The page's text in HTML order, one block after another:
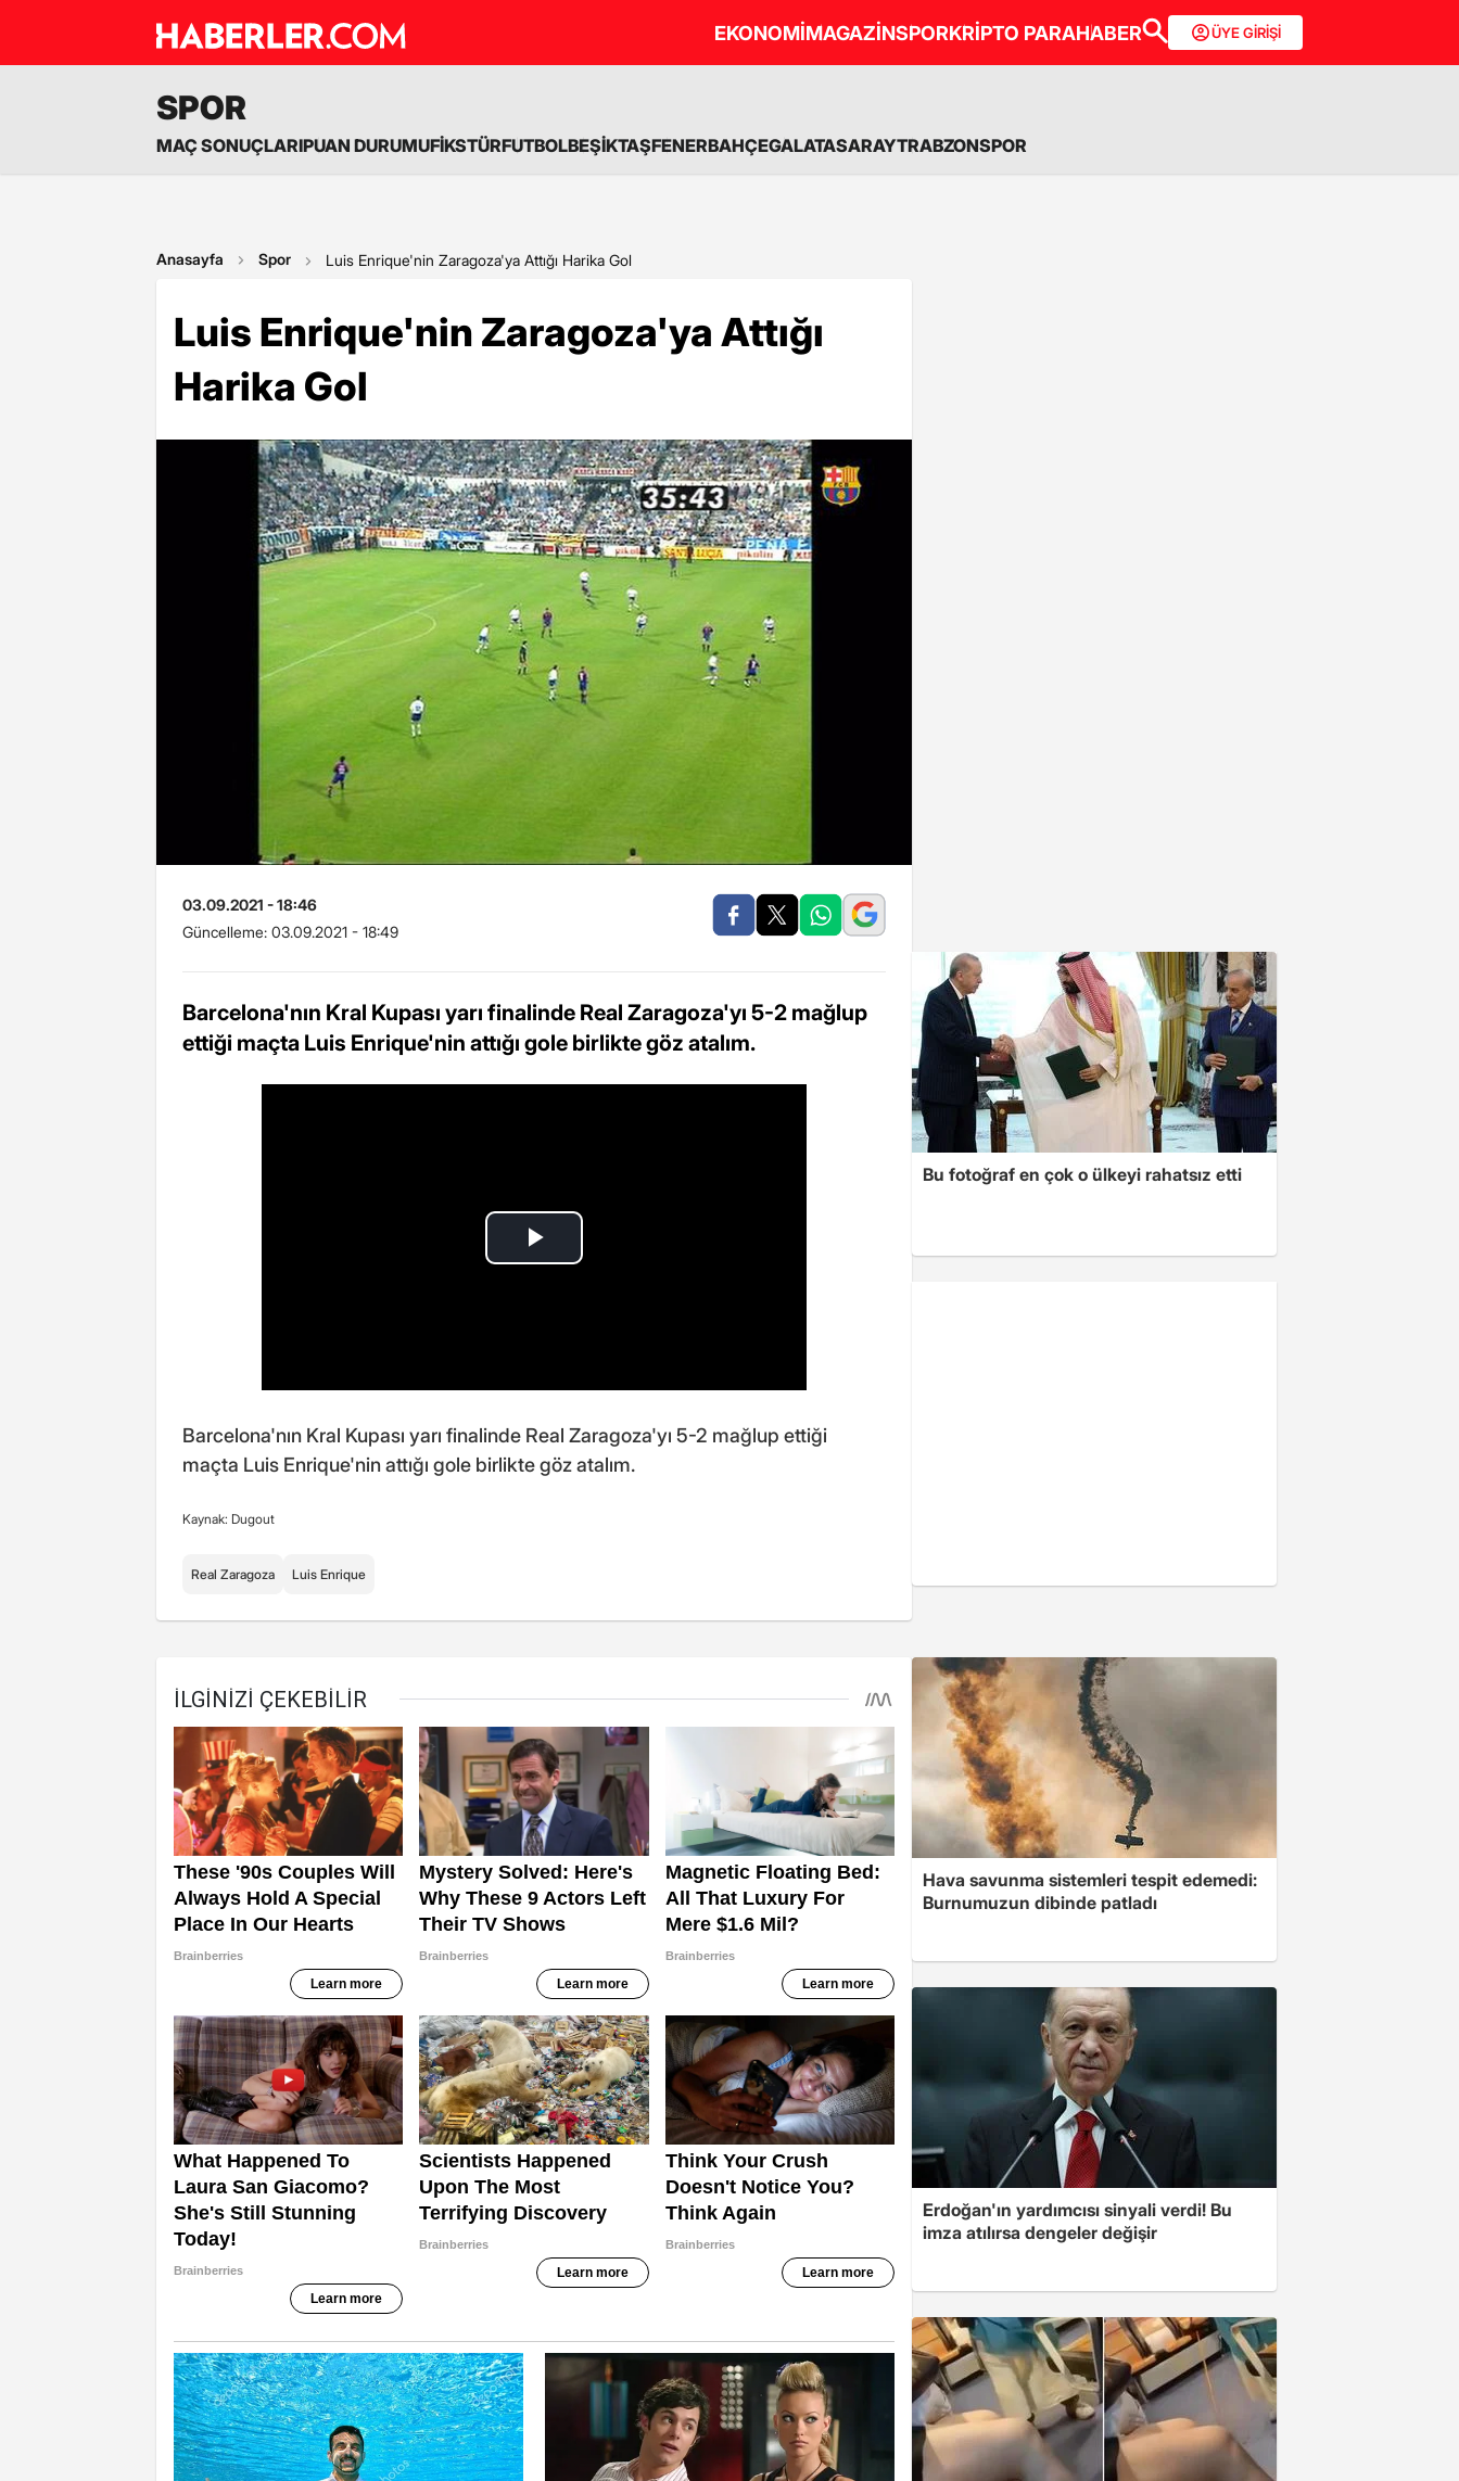
EKONOMİMAGAZİNSPORKRİPTO PARAHABER ÜYE GİRİŞİ
SPOR
MAÇ SONUÇLARIPUAN DURUMUFİKSTÜRFUTBOLBEŞİKTAŞFENERBAHÇEGALATASARAYTRABZONSPOR
Anasayfa Spor Luis Enrique'nin Zaragoza'ya Attığı Harika Gol
Luis Enrique'nin Zaragoza'ya Attığı
Harika Gol
03.09.2021 - 18:46
Güncelleme: 03.09.2021 - 18:49
Barcelona'nın Kral Kupası yarı finalinde Real Zaragoza'yı 5-2 mağlup
ettiği maçta Luis Enrique'nin attığı gole birlikte göz atalım.
Barcelona'nın Kral Kupası yarı finalinde Real Zaragoza'yı 5-2 mağlup ettiği
maçta Luis Enrique'nin attığı gole birlikte göz atalım.
Kaynak: Dugout
Real Zaragoza Luis Enrique
Bu fotoğraf en çok o ülkeyi rahatsız etti
Hava savunma sistemleri tespit edemedi:
Burnumuzun dibinde patladı
Erdoğan'ın yardımcısı sinyali verdi! Bu
imza atılırsa dengeler değişir